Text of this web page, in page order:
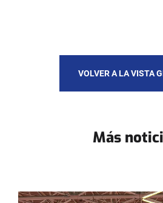
VOLVER A LA VISTA
Más